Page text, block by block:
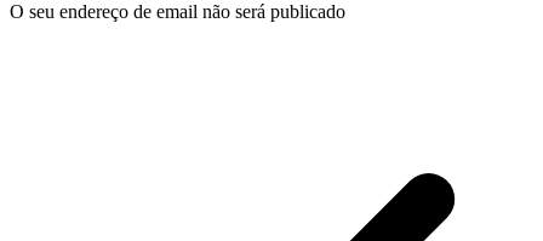
O seu endereço de email não será publicado